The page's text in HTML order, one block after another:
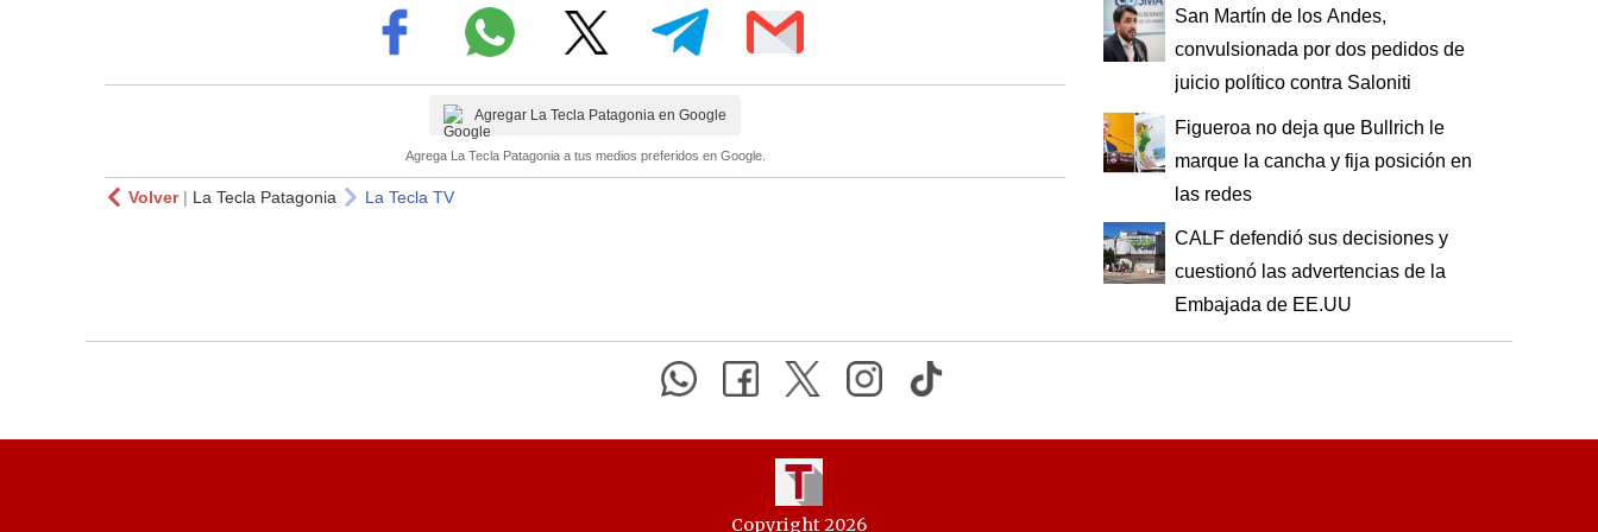
Agregar La Tecla Patagonia en Google
Agrega La Tecla Patagonia a tus medios preferidos en Google.
Volver| La Tecla Patagonia La Tecla TV
San Martín de los Andes,
convulsionada por dos pedidos de
juicio político contra Saloniti
Figueroa no deja que Bullrich le
marque la cancha y fija posición en
las redes
CALF defendió sus decisiones y
cuestionó las advertencias de la
Embajada de EE.UU
Copyright 2026